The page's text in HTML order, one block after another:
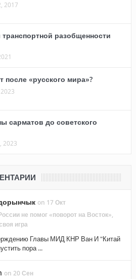
2017
разобщенности
после «русского мира»?
сарматов до советского
2023
on 17 Окт
не помог «поворот на Восток»,
игра
Главы МИД КНР Ван И "Китай
пора ...
on 20 Сен